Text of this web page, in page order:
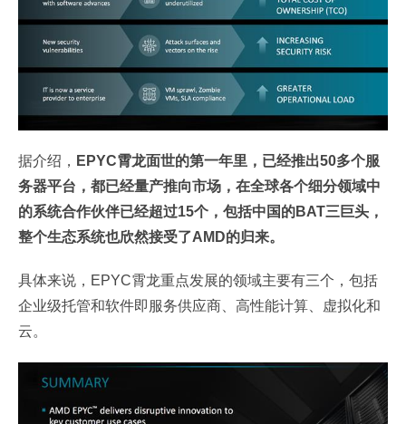
据介绍， EPYC霄龙面世的第一年里，已经推出50多个服
务器平台，都已经量产推向市场，在全球各个细分领域中
的系统合作伙伴已经超过15个，包括中国的BAT三巨头，
整个生态系统也欣然接受了AMD的归来。
具体来说，EPYC霄龙重点发展的领域主要有三个，包括
企业级托管和软件即服务供应商、高性能计算、虚拟化和
云。